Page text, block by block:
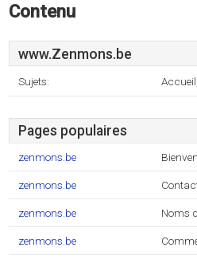
Contenu
www.Zenmons.be
Sujets:
Pages populaires
zenmons.be
zenmons.be
zenmons.be Noms
zenmons.be